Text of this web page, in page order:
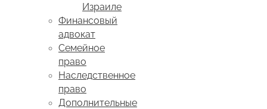
Израиле
Финансовый
адвокат
Семейное
право
Наследственное
право
Дополнительные